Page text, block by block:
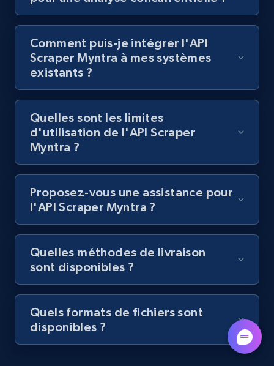
Indeed job listings information
Jobid, Company name, Date posted parsed, Job
title, Description text, Benefits, Qualifications,
Job type, and more.
6.5K+ 761+
new jobs by keyword search in specific
location
Jobid, Company name, Date posted parsed, Job
title, Description text, Benefits, Qualifications,
Job type, and more.
6.5K+ 761+ Essai gratuit
Comment puis-je intégrer l'API
Scraper Myntra à mes systèmes
existants ?
Quelles sont les limites
d'utilisation de l'API Scraper
Myntra ?
Proposez-vous une assistance pour
l'API Scraper Myntra ?
Quelles méthodes de livraison
sont disponibles ?
Quels formats de fichiers sont
disponibles ?